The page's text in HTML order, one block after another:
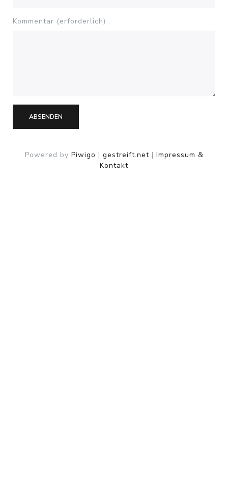
Kommentar (erforderlich) :
ABSENDEN
Powered by Piwigo | gestreift.net| Impressum &
Kontakt